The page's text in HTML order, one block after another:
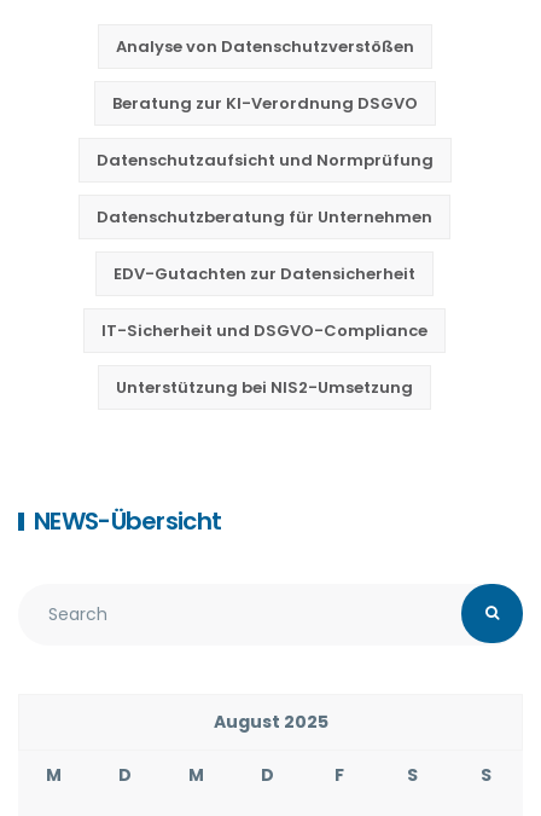
Analyse von Datenschutzverstößen
Beratung zur KI-Verordnung DSGVO
Datenschutzaufsicht und Normprüfung
Datenschutzberatung für Unternehmen
EDV-Gutachten zur Datensicherheit
IT-Sicherheit und DSGVO-Compliance
Unterstützung bei NIS2-Umsetzung
NEWS-Übersicht
August 2025
M D M D F S S